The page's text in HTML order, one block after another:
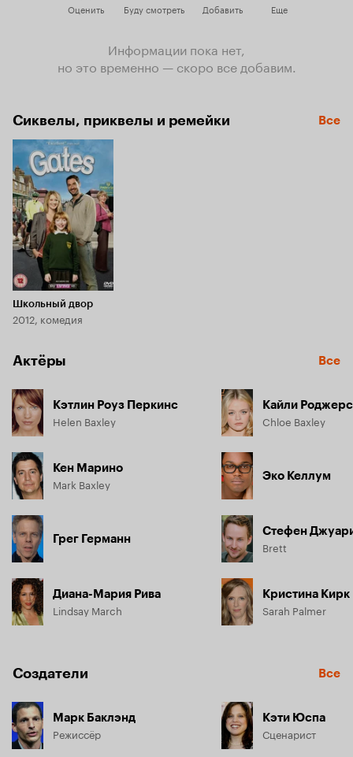
Оценить Буду смотреть Добавить Еще
Информации пока нет,
но это временно — скоро все добавим.
Сиквелы, приквелы и ремейки Все
Школьный двор
2012, комедия
Актёры Все
Кэтлин Роуз Перкинс
Helen Baxley
Кен Марино
Mark Baxley
Грег Германн
Диана-Мария Рива
Lindsay March
Кайли Роджерс
Chloe Baxley
Эко Келлум
Стефен
Brett
Кристина Кирк
Sarah Palmer
Создатели Все
Марк Баклэнд
Режиссёр
Кэти Юспа
Сценарист